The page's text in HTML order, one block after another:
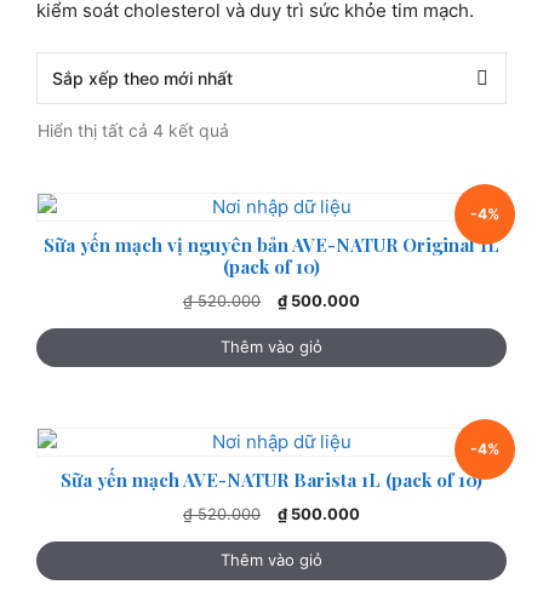
kiểm soát cholesterol và duy trì sức khỏe tim mạch.
Hiển thị tất cả 4 kết quả
theo
nhất
-4%
Sữa yến mạch vị nguyên bản AVE-NATUR Original 1L
(pack of 10)
₫520.000
Giá
là:
₫ 520.000.
₫ 500.000Giá
là:
Thêm vào giỏ
-4%
Sữa yến mạch AVE-NATUR Barista 1L (pack of 10)
₫520.000
Giá
là:
₫ 520.000.
₫ 500.000Giá
là:
Thêm vào giỏ